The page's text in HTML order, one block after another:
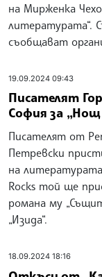
на Мирженка
литературата“.
съобщават
19.09.2024 09:43
Писателят
София за
Писателят от
Петревски
на
Rocks той ще
романа му
„Изида“.
18.09.2024 18:16